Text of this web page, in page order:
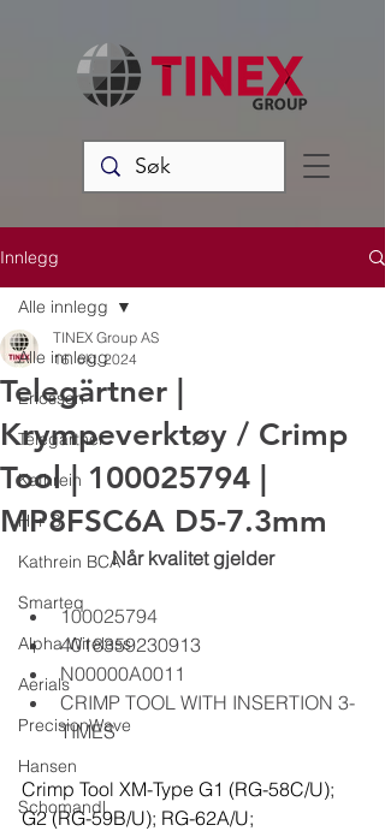
Innlegg
Alle innlegg
Ericsson
Telegärtner
Kathrein
H + S
Kathrein BCA
Smarteq
Alpha Wireless
Aerials
PrecisionWave
Hansen
Schomandl
Alle innlegg
Telegärtner |
Krympeverktøy / Crimp
Tool | 100025794 |
MP8FSC6A D5-7.3mm
TINEX Group AS
16. okt. 2024
Når kvalitet gjelder
100025794
4018359230913
N00000A0011
CRIMP TOOL WITH INSERTION 3-
TIMES
Crimp Tool XM-Type G1 (RG-58C/U);
G2 (RG-59B/U); RG-62A/U;